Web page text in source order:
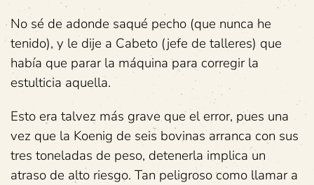
No sé de adonde saqué pecho (que nunca he
tenido), y le dije a Cabeto (jefe de talleres) que
había que parar la máquina para corregir la
estulticia aquella.
Esto era talvez más grave que el error, pues una
vez que la Koenig de seis bovinas arranca con sus
tres toneladas de peso, detenerla implica un
atraso de alto riesgo. Tan peligroso como llamar a